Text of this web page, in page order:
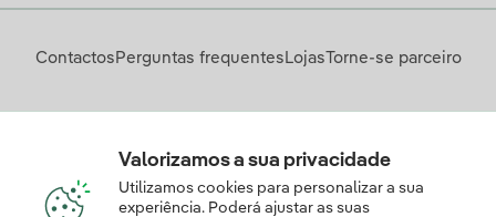
Contactos Perguntas frequentes LojasTorne-se parceiro
Valorizamos a sua privacidade
Utilizamos cookies para personalizar a sua
experiência. Poderá ajustar as suas